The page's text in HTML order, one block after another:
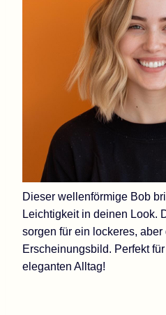
Dieser wellenförmige Bob
Leichtigkeit in deinen Look.
sorgen für ein lockeres,
Erscheinungsbild. Perfekt
eleganten Alltag!